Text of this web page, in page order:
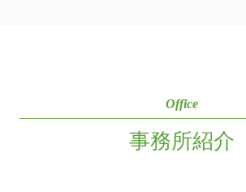
Office
事務所紹介